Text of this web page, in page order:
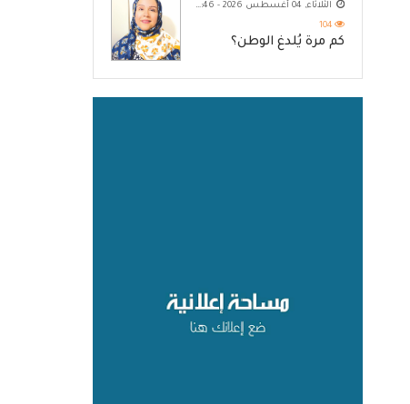
الثلاثاء, 04 أغسطس 2026 - 10:46 م
104
كم مرة يُلدغ الوطن؟